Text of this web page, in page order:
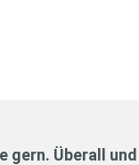
gern. Überall